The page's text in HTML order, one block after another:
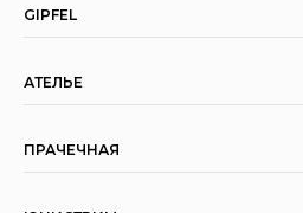
GIPFEL
АТЕЛЬЕ
ПРАЧЕЧНАЯ